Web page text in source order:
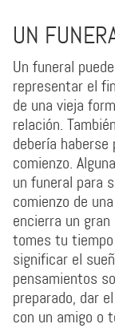
UN
Un funeral
representar el
de una vieja
relación.
debería
comienzo.
un funeral para
comienzo de
encierra un
tomes tu
significar el
pensamientos
preparado, dar
con un amigo o